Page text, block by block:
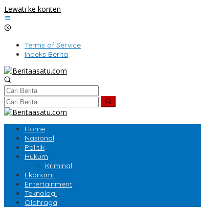
Lewati ke konten
Terms of Service
Indeks Berita
Home
Nasional
Politik
Hukum
Kriminal
Ekonomi
Entertainment
Teknologi
Olahraga